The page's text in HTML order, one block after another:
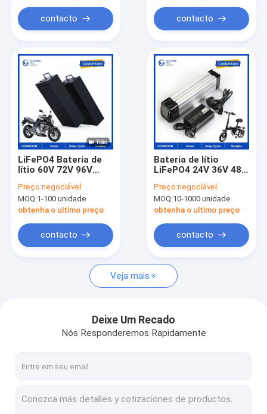
Produtos
Sobre nós
Excursão da fábrica
Contacte-nos
Peça umas citações
Bloco da bateria de lítio de EV
Bateria de lítio do armazenamento de energia
Conector e arnês de fio
contacto
rodas elétrica
contacto
LiFePO4 Bateria de
lítio 60V 72V 96V
lítio OEM ODM 40H
60AH 80AH Bateria
de scooter elétrico
Preço:negociável
MOQ:1-100 unidade
obtenha o ultimo preço
contacto
Bateria de lítio
LiFePO4 24V 36V 48V
recarregável OEM
ODM Pacotes de
bateria de íons de
elétrica / cadeira de
rodas
Preço:negociável
MOQ:10-1000 unidade
obtenha o ultimo preço
contacto
Veja mais
Deixe Um Recado
Nós Responderemos Rapidamente